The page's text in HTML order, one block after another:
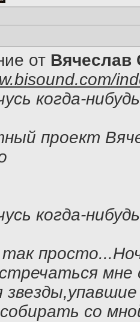
от Вячеслав
когда-
проект
когда-
мне
со